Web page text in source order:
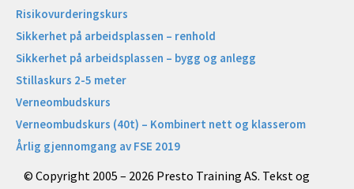
Risikovurderingskurs
Sikkerhet på arbeidsplassen – renhold
Sikkerhet på arbeidsplassen – bygg og anlegg
Stillaskurs 2-5 meter
Verneombudskurs
Verneombudskurs (40t) – Kombinert nett og klasserom
Årlig gjennomgang av FSE 2019
© Copyright 2005 – 2026 Presto Training AS. Tekst og